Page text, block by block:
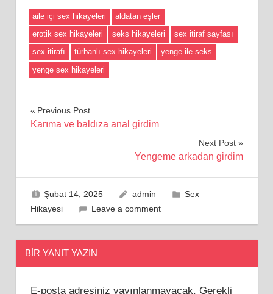
aile içi sex hikayeleri
aldatan eşler
erotik sex hikayeleri
seks hikayeleri
sex itiraf sayfası
sex itirafı
türbanlı sex hikayeleri
yenge ile seks
yenge sex hikayeleri
Yazı
Previous Post
Karıma ve baldıza anal girdim
Next Post
Yengeme arkadan girdim
Şubat 14, 2025 admin
Sex
Hikayesi
Leave a comment
BIR YANIT YAZIN
E-posta adresiniz yayınlanmayacak. Gerekli